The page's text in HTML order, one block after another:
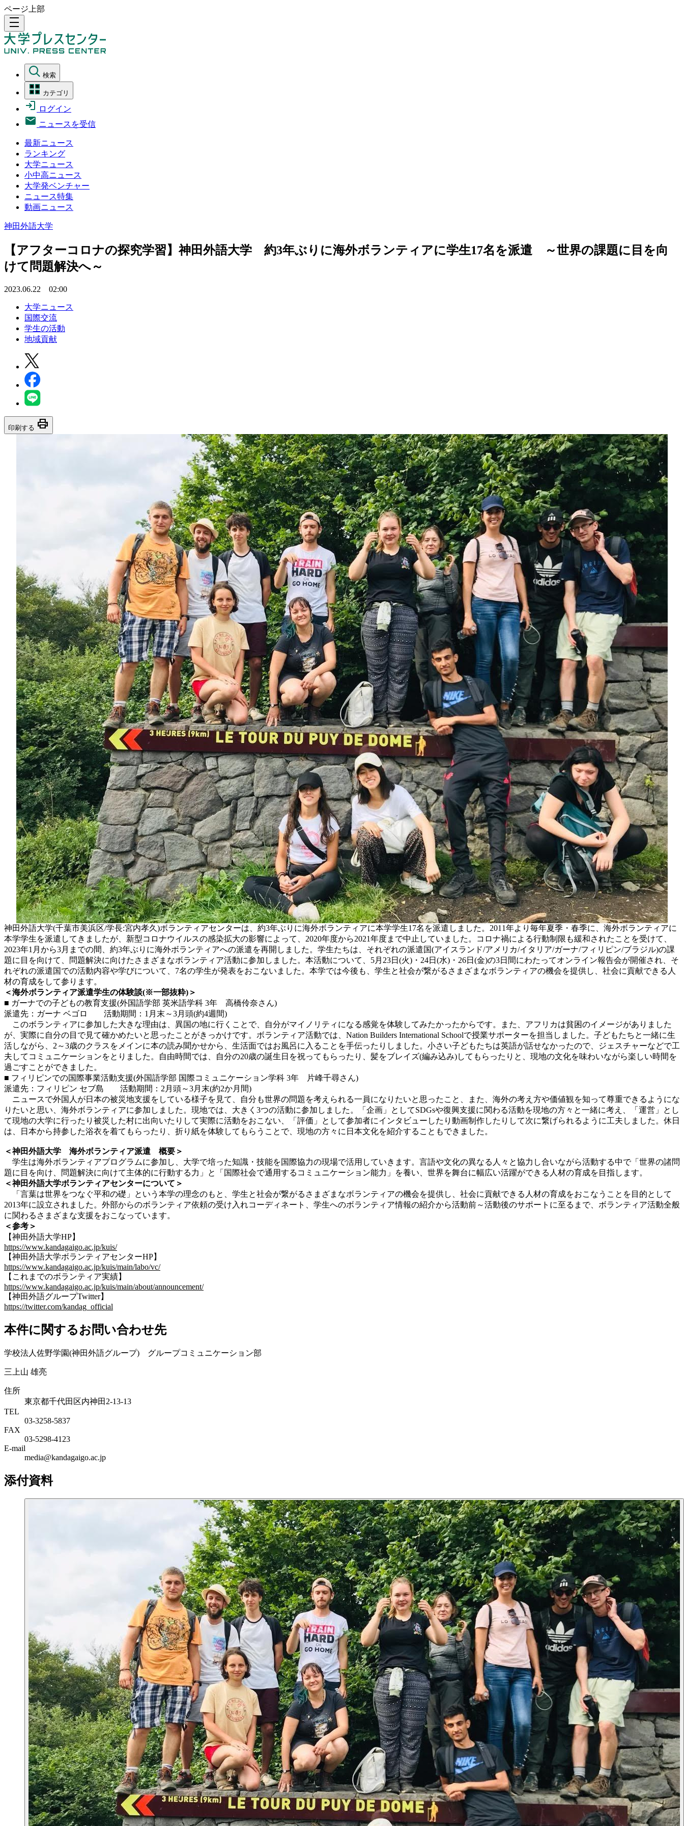
ページ上部
density_medium
検索
カテゴリ
ログイン
ニュースを受信
最新ニュース
ランキング
大学ニュース
小中高ニュース
大学発ベンチャー
ニュース特集
動画ニュース
神田外語大学
【アフターコロナの探究学習】神田外語大学 約3年ぶりに海外ボランティアに学生17名を派遣 ～世界の課題に目を向
けて問題解決へ～
2023.06.22 02:00
大学ニュース
国際交流
学生の活動
地域貢献
印刷する print
神田外語大学(千葉市美浜区/学長:宮内孝久)ボランティアセンターは、約3年ぶりに海外ボランティアに本学学生17名を派遣しました。2011年より毎年夏季・春季に、海外ボランティアに
本学学生を派遣してきましたが、新型コロナウイルスの感染拡大の影響によって、2020年度から2021年度まで中止していました。コロナ禍による行動制限も緩和されたことを受けて、
2023年1月から3月までの間、約3年ぶりに海外ボランティアへの派遣を再開しました。学生たちは、それぞれの派遣国(アイスランド/アメリカ/イタリア/ガーナ/フィリピン/ブラジル)の課
題に目を向けて、問題解決に向けたさまざまなボランティア活動に参加しました。本活動について、5月23日(火)・24日(水)・26日(金)の3日間にわたってオンライン報告会が開催され、そ
れぞれの派遣国での活動内容や学びについて、7名の学生が発表をおこないました。本学では今後も、学生と社会が繋がるさまざまなボランティアの機会を提供し、社会に貢献できる人
材の育成をして参ります。
＜海外ボランティア派遣学生の体験談(※一部抜粋)＞
■ ガーナでの子どもの教育支援(外国語学部 英米語学科 3年 高橋伶奈さん)
派遣先：ガーナ ベゴロ 活動期間：1月末～3月頭(約4週間)
このボランティアに参加した大きな理由は、異国の地に行くことで、自分がマイノリティになる感覚を体験してみたかったからです。また、アフリカは貧困のイメージがありました
が、実際に自分の目で見て確かめたいと思ったことがきっかけです。ボランティア活動では、Nation Builders International Schoolで授業サポーターを担当しました。子どもたちと一緒に生
活しながら、2～3歳のクラスをメインに本の読み聞かせから、生活面ではお風呂に入ることを手伝ったりしました。小さい子どもたちは英語が話せなかったので、ジェスチャーなどで工
夫してコミュニケーションをとりました。自由時間では、自分の20歳の誕生日を祝ってもらったり、髪をブレイズ(編み込み)してもらったりと、現地の文化を味わいながら楽しい時間を
過ごすことができました。
■ フィリピンでの国際事業活動支援(外国語学部 国際コミュニケーション学科 3年 片峰千尋さん)
派遣先：フィリピン セブ島 活動期間：2月頭～3月末(約2か月間)
ニュースで外国人が日本の被災地支援をしている様子を見て、自分も世界の問題を考えられる一員になりたいと思ったこと、また、海外の考え方や価値観を知って尊重できるようにな
りたいと思い、海外ボランティアに参加しました。現地では、大きく3つの活動に参加しました。「企画」としてSDGsや復興支援に関わる活動を現地の方々と一緒に考え、「運営」とし
て現地の大学に行ったり被災した村に出向いたりして実際に活動をおこない、「評価」として参加者にインタビューしたり動画制作したりして次に繋げられるように工夫しました。休日
は、日本から持参した浴衣を着てもらったり、折り紙を体験してもらうことで、現地の方々に日本文化を紹介することもできました。
＜神田外語大学 海外ボランティア派遣 概要＞
学生は海外ボランティアプログラムに参加し、大学で培った知識・技能を国際協力の現場で活用していきます。言語や文化の異なる人々と協力し合いながら活動する中で「世界の諸問
題に目を向け、問題解決に向けて主体的に行動する力」と「国際社会で通用するコミュニケーション能力」を養い、世界を舞台に幅広い活躍ができる人材の育成を目指します。
＜神田外語大学ボランティアセンターについて＞
「言葉は世界をつなぐ平和の礎」という本学の理念のもと、学生と社会が繋がるさまざまなボランティアの機会を提供し、社会に貢献できる人材の育成をおこなうことを目的として
2013年に設立されました。外部からのボランティア依頼の受け入れコーディネート、学生へのボランティア情報の紹介から活動前～活動後のサポートに至るまで、ボランティア活動全般
に関わるさまざまな支援をおこなっています。
＜参考＞
【神田外語大学HP】
https://www.kandagaigo.ac.jp/kuis/
【神田外語大学ボランティアセンターHP】
https://www.kandagaigo.ac.jp/kuis/main/labo/vc/
【これまでのボランティア実績】
https://www.kandagaigo.ac.jp/kuis/main/about/announcement/
【神田外語グループTwitter】
https://twitter.com/kandag_official
本件に関するお問い合わせ先
学校法人佐野学園(神田外語グループ) グループコミュニケーション部
三上山 雄亮
住所
東京都千代田区内神田2-13-13
TEL
03-3258-5837
FAX
03-5298-4123
E-mail
media@kandagaigo.ac.jp
添付資料